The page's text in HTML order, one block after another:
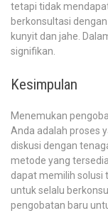
tetapi tidak
berkonsultasi
kunyit dan jahe.
signifikan.
Kesimpulan
Menemukan
Anda adalah proses
diskusi dengan
metode yang
dapat memilih solusi
untuk selalu
pengobatan baru